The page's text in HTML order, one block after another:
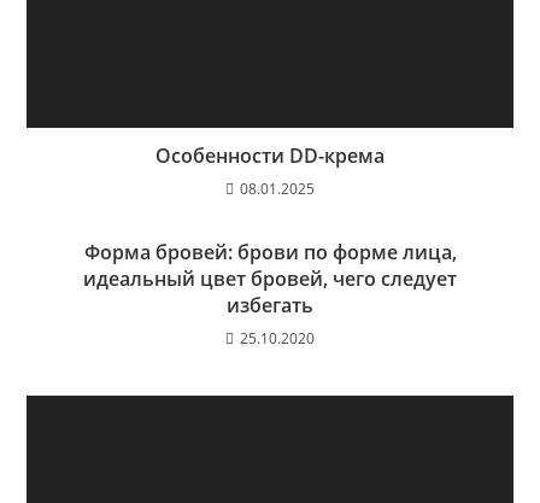
Особенности DD-крема
08.01.2025
Форма бровей: брови по форме лица,
идеальный цвет бровей, чего следует
избегать
25.10.2020